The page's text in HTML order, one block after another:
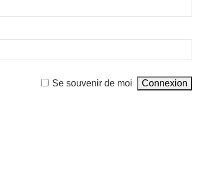
Se souvenir de moi